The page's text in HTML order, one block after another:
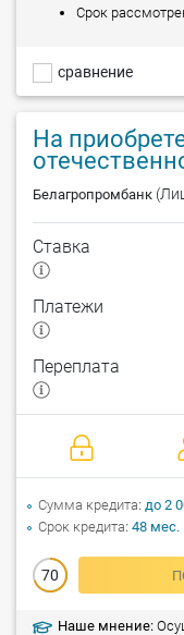
сравнение
Срок
На
Белагропромбанк
Ставка
Платежи
Переплата
70
Сумма кредита до 2
Срок кредита 48 мес.
Наше мнение: